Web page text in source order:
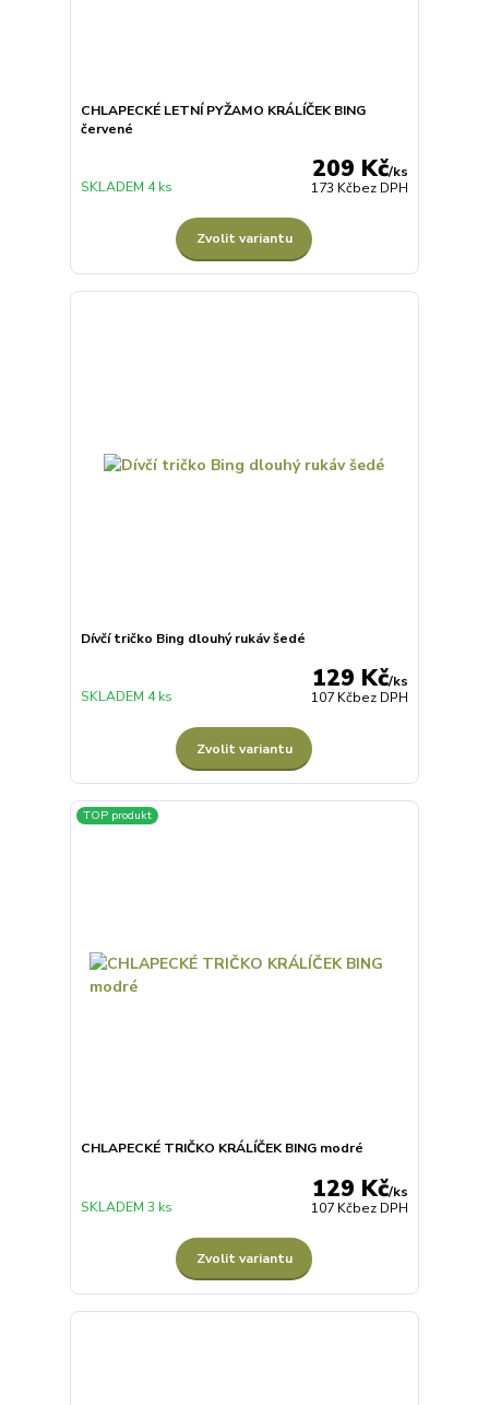
CHLAPECKÉ LETNÍ PYŽAMO KRÁLÍČEK BING
červené
209 Kč/ks
173 Kčbez DPH
SKLADEM 4 ks
Zvolit variantu
Dívčí tričko Bing dlouhý rukáv šedé
129 Kč/ks
107 Kčbez DPH
SKLADEM 4 ks
Zvolit variantu
TOP produkt
CHLAPECKÉ TRIČKO KRÁLÍČEK BING modré
129 Kč/ks
107 Kčbez DPH
SKLADEM 3 ks
Zvolit variantu